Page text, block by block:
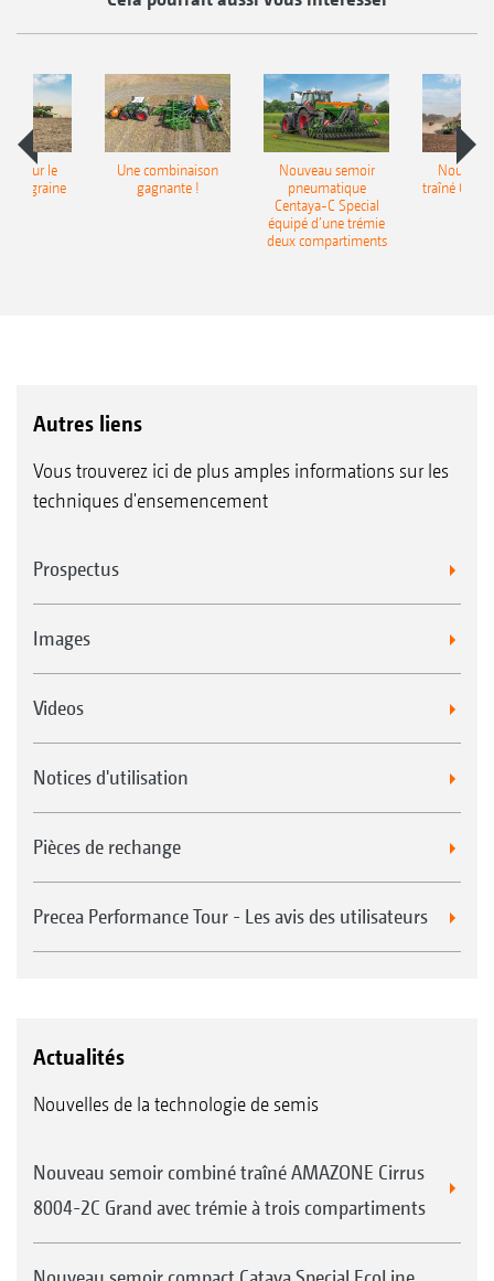
pour le
Une combinaison
gagnante !
Nouveau semoir
pneumatique
Centaya-C Special
équipé d’une trémie
deux compartiments
traîné
Autres liens
Vous trouverez ici de plus amples informations sur les
techniques d'ensemencement
Prospectus
Images
Videos
Notices d'utilisation
Pièces de rechange
Precea Performance Tour - Les avis des utilisateurs
Actualités
Nouvelles de la technologie de semis
Nouveau semoir combiné traîné AMAZONE Cirrus
8004-2C Grand avec trémie à trois compartiments